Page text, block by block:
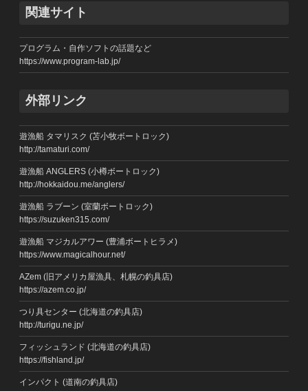
関連サイト
プログラム・自作ソフトの話題など
https://www.program-lab.jp/
外部リンク
遊漁船 タマリスク (苫小牧ボートロック)
http://tamaturi.com/
遊漁船 ANGLERS (小樽ボートロック)
http://hokkaidou.me/anglers/
遊漁船 ラブーン (室蘭ボートロック)
https://suzuken315.com/
遊漁船 マジカルアワー (豊浦ボートヒラメ)
https://www.magicalhour.net/
AZem (旧アメリカ屋漁具、札幌の釣具店)
https://azem.co.jp/
つり具センター (北海道の釣具店)
http://turigu.ne.jp/
フィッシュランド (北海道の釣具店)
https://fishland.jp/
インパクト (道南の釣具店)